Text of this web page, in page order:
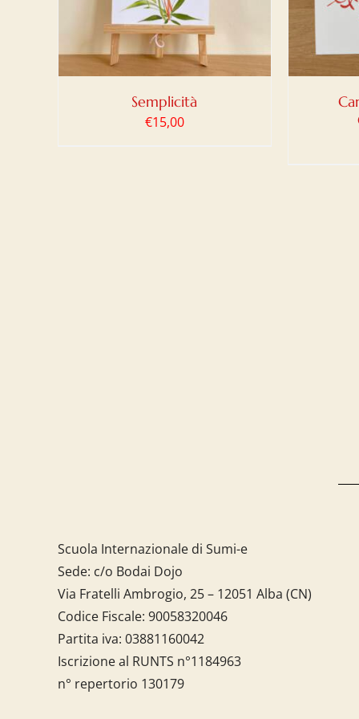
Semplicità
€15,00
Scuola Internazionale di Sumi-e
Sede: c/o Bodai Dojo
Via Fratelli Ambrogio, 25 – 12051 Alba (CN)
Codice Fiscale: 90058320046
Partita iva: 03881160042
Iscrizione al RUNTS n°1184963
n° repertorio 130179